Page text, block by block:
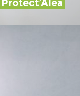
Protect’Aléa